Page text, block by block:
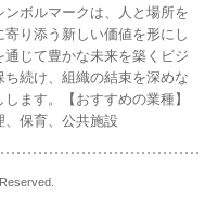
ボルマークは、人と場所を
り添う新しい価値を形にし
じて豊かな未来を築くビジ
続け、組織の結束を深めな
ます。【おすすめの業種】
、保育、公共施設